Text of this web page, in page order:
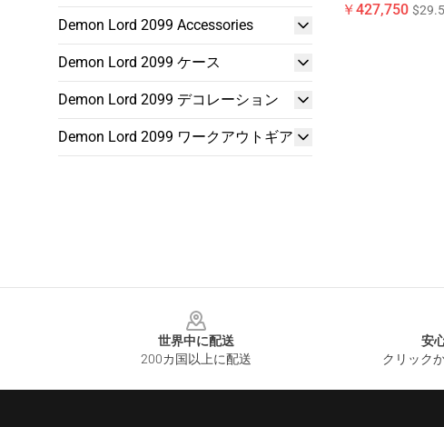
Demon Lord 2099 Accessories
Demon Lord 2099 ケース
Demon Lord 2099 デコレーション
Demon Lord 2099 ワークアウトギア
￥427,750 $29.5
世界中に配送
200カ国以上に配送
安
クリック